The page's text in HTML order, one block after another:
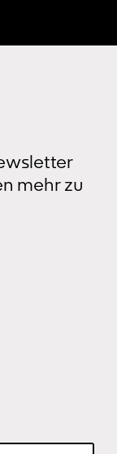
mehr zu